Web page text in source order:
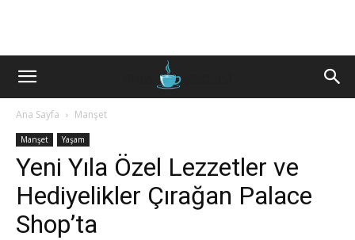
Ana Sayfa Manşet
Manşet Yaşam
Yeni Yıla Özel Lezzetler ve
Hediyelikler Çırağan Palace
Shop’ta